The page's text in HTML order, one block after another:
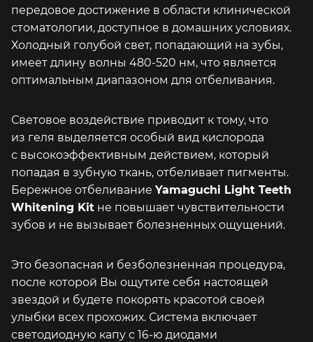
передовое достижение в области клинической
стоматологии, доступное в домашних условиях.
Холодный голубой свет, попадающий на зубы,
имеет длину волны 480-520 нм, что является
оптимальным диапазоном для отбеливания.
Световое воздействие приводит к тому, что
из геля выделяется особый вид кислорода
с высокоэффективным действием, который
попадая в зубную ткань, отбеливает пигменты.
Бережное отбеливание Yamaguchi Light Teeth
Whitening Kit не повышает чувствительности
зубов и не вызывает болезненных ощущений.
Это безопасная и безболезненная процедура,
после которой Вы ощутите себя настоящей
звездой и будете покорять красотой своей
улыбки всех прохожих. Система включает
светодиодную капу с 16-ю диодами